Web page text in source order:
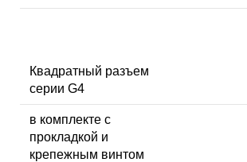
Квадратный разъем
серии G4
в комплекте с
прокладкой и
крепежным винтом